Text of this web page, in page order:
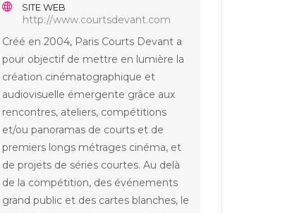
SITE WEB
http://www.courtsdevant.com
Créé en 2004, Paris Courts Devant a
pour objectif de mettre en lumière la
création cinématographique et
audiovisuelle émergente grâce aux
rencontres, ateliers, compétitions
et/ou panoramas de courts et de
premiers longs métrages cinéma, et
de projets de séries courtes. Au delà
de la compétition, des événements
grand public et des cartes blanches, le